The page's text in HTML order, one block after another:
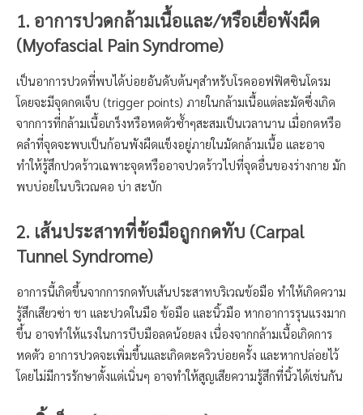
1. อาการปวดกล้ามเนื้อและ/หรือเยื่อพังผืด
(Myofascial Pain Syndrome)
เป็นอาการปวดที่พบได้บ่อยอันดับต้นๆสำหรับโรคออฟฟิศซินโดรม
โดยจะมีจุดกดเจ็บ (trigger points) ภายในกล้ามเนื้อแต่ละมัดซึ่งเกิด
จากการที่กล้ามเนื้อเกร็งหรือหดตัวซ้ำๆสะสมเป็นเวลานาน เมื่อกดหรือ
คลําที่จุดจะพบเป็นก้อนพังผืดแข็งอยู่ภายในมัดกล้ามเนื้อ และอาจ
ทำให้รู้สึกปวดร้าวเฉพาะจุดหรืออาจปวดร้าวไปที่จุดอื่นของร่างกาย มัก
พบบ่อยในบริเวณคอ บ่า สะบัก
2. เส้นประสาทที่ข้อมือถูกกดทับ (Carpal
Tunnel Syndrome)
อาการนี้เกิดขึ้นจากการกดทับเส้นประสาทบริเวณข้อมือ ทำให้เกิดความ
รู้สึกเสียวซ่า ชา และปวดในมือ ข้อมือ และนิ้วมือ หากอาการรุนแรงมาก
ขึ้น อาจทำให้แรงในการบีบมือลดน้อยลง เนื่องจากกล้ามเนื้อเกิดการ
หดตัว อาการปวดจะเพิ่มขึ้นและเกิดตะคริวบ่อยครั้ง และหากปล่อยไว้
โดยไม่มีการรักษาตั้งแต่เนิ่นๆ อาจทำให้สูญเสียความรู้สึกที่นิ้วได้เช่นกัน